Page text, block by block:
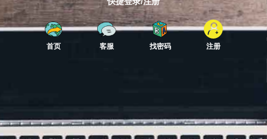
首页 客服 找密码 注册